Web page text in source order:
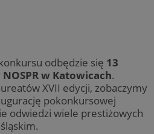
odbędzie się 13
w Katowicach.
XVII edycji, zobaczymy
pokonkursowej
odwiedzi wiele prestiżowych